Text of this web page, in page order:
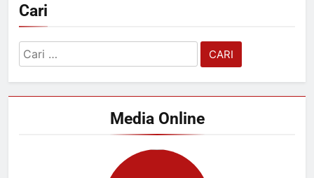
Cari
Cari
untuk:
Media Online